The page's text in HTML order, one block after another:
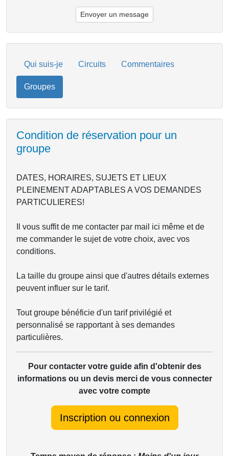
Envoyer un message
Qui suis-je Circuits Commentaires
Groupes
Condition de réservation pour un
groupe
DATES, HORAIRES, SUJETS ET LIEUX
PLEINEMENT ADAPTABLES A VOS DEMANDES
PARTICULIERES!
Il vous suffit de me contacter par mail ici même et de
me commander le sujet de votre choix, avec vos
conditions.
La taille du groupe ainsi que d'autres détails externes
peuvent influer sur le tarif.
Tout groupe bénéficie d'un tarif privilégié et
personnalisé se rapportant à ses demandes
particulières.
Pour contacter votre guide afin d'obtenir des
informations ou un devis merci de vous connecter
avec votre compte
Inscription ou connexion